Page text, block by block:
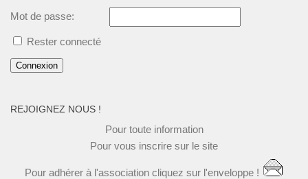
Mot de passe:
Rester connecté
Connexion
REJOIGNEZ NOUS !
Pour toute information
Pour vous inscrire sur le site
Pour adhérer à l'association cliquez sur l'enveloppe !